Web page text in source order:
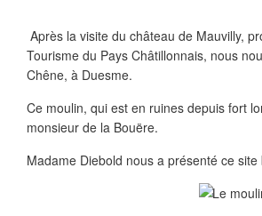
Après la visite du château de Mauvilly,
Tourisme du Pays Châtillonnais, nous
Chêne, à Duesme.
Ce moulin, qui est en ruines depuis fort
monsieur de la Bouëre.
Madame Diebold nous a présenté ce